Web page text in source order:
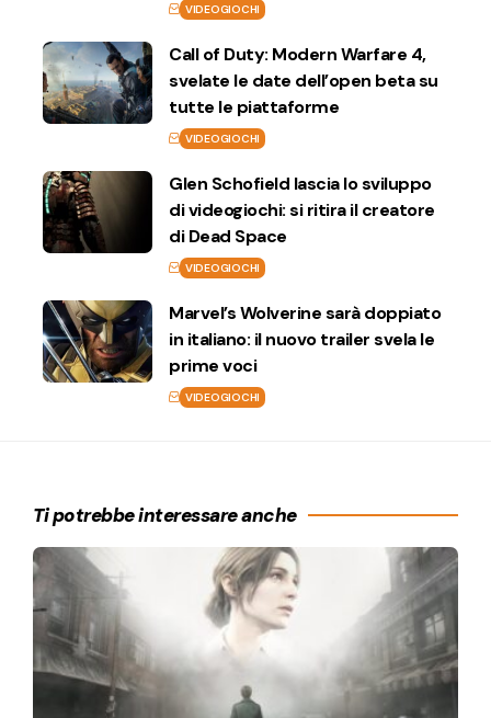
VIDEOGIOCHI
Call of Duty: Modern Warfare 4,
svelate le date dell’open beta su
tutte le piattaforme
VIDEOGIOCHI
Glen Schofield lascia lo sviluppo
di videogiochi: si ritira il creatore
di Dead Space
VIDEOGIOCHI
Marvel’s Wolverine sarà doppiato
in italiano: il nuovo trailer svela le
prime voci
VIDEOGIOCHI
Ti potrebbe interessare anche